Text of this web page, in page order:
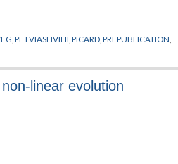
,PETVIASHVILII ,PICARD ,PREPUBLICATION
linear evolution